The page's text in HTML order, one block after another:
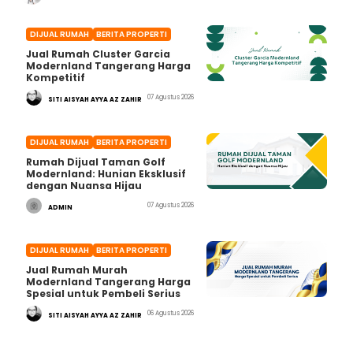
DIJUAL RUMAH BERITA PROPERTI
Jual Rumah Cluster Garcia
Modernland Tangerang Harga
Kompetitif
SITI AISYAH AYYA AZ ZAHIR 07 Agustus 2026
DIJUAL RUMAH BERITA PROPERTI
Rumah Dijual Taman Golf
Modernland: Hunian Eksklusif
dengan Nuansa Hijau
ADMIN 07 Agustus 2026
DIJUAL RUMAH BERITA PROPERTI
Jual Rumah Murah
Modernland Tangerang Harga
Spesial untuk Pembeli Serius
SITI AISYAH AYYA AZ ZAHIR 06 Agustus 2026